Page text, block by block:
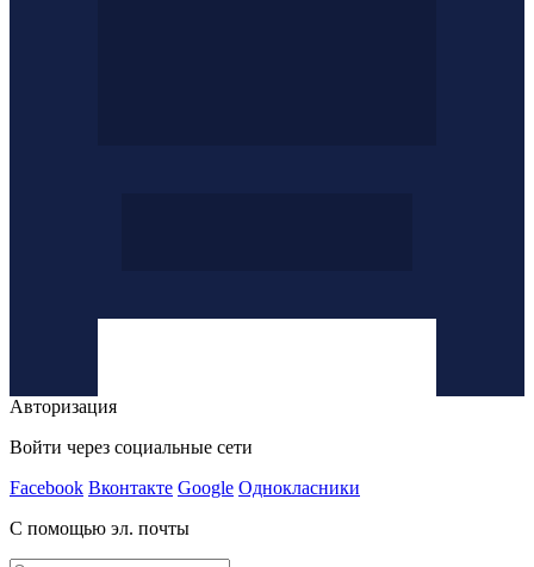
Авторизация
Войти через социальные сети
Facebook Вконтакте Google Однокласники
С помощью эл. почты